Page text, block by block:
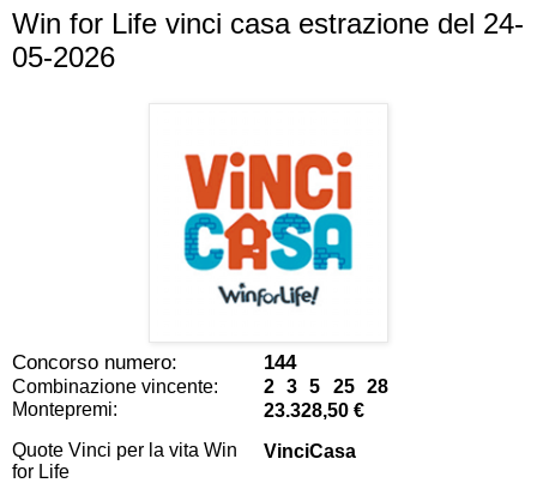
Win for Life vinci casa estrazione del 24-
05-2026
Concorso numero: 144
Combinazione vincente:
2 3 5 25 28
Montepremi:
23.328,50 €
Quote Vinci per la vita Win
for Life
VinciCasa